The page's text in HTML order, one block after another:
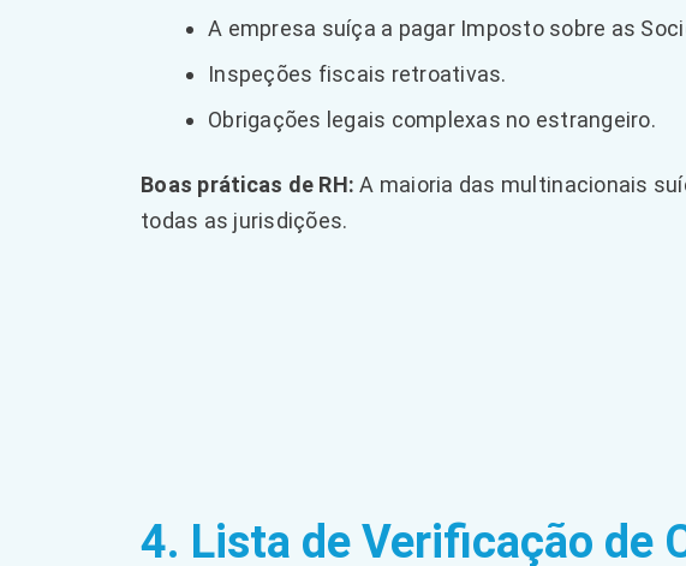
A empresa suíça a pagar Imposto sobre as
Inspeções fiscais retroativas.
Obrigações legais complexas no estrangeiro.
Boas práticas de RH: A maioria das multinacionais
todas as jurisdições.
4. Lista de Verificação de